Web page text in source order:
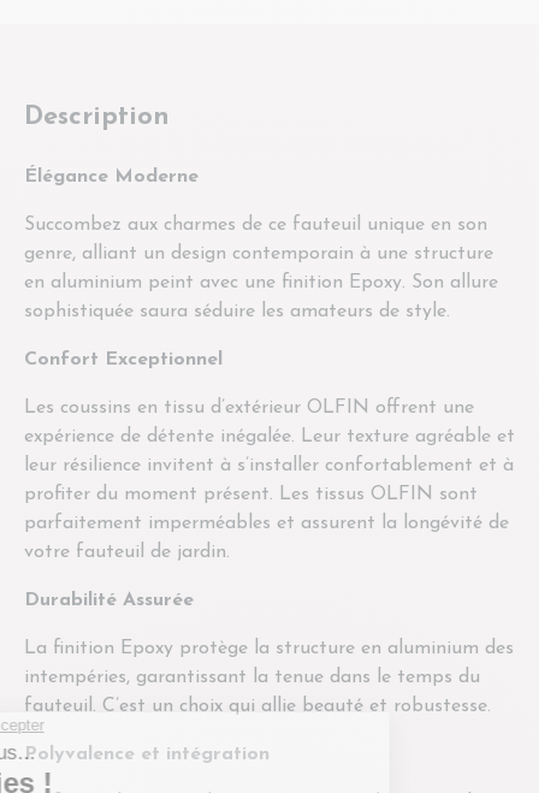
Description
Élégance Moderne
Succombez aux charmes de ce fauteuil unique en son
genre, alliant un design contemporain à une structure
en aluminium peint avec une finition Epoxy. Son allure
sophistiquée saura séduire les amateurs de style.
Confort Exceptionnel
Les coussins en tissu d’extérieur OLFIN offrent une
expérience de détente inégalée. Leur texture agréable et
leur résilience invitent à s’installer confortablement et à
profiter du moment présent. Les tissus OLFIN sont
parfaitement imperméables et assurent la longévité de
votre fauteuil de jardin.
Durabilité Assurée
La finition Epoxy protège la structure en aluminium des
intempéries, garantissant la tenue dans le temps du
fauteuil. C’est un choix qui allie beauté et robustesse.
Polyvalence et intégration